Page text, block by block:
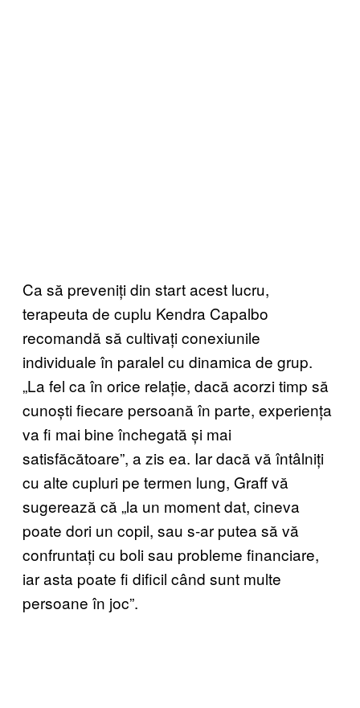
Ca să preveniți din start acest lucru,
terapeuta de cuplu Kendra Capalbo
recomandă să cultivați conexiunile
individuale în paralel cu dinamica de grup.
„La fel ca în orice relație, dacă acorzi timp să
cunoști fiecare persoană în parte, experiența
va fi mai bine închegată și mai
satisfăcătoare”, a zis ea. Iar dacă vă întâlniți
cu alte cupluri pe termen lung, Graff vă
sugerează că „la un moment dat, cineva
poate dori un copil, sau s-ar putea să vă
confruntați cu boli sau probleme financiare,
iar asta poate fi dificil când sunt multe
persoane în joc”.